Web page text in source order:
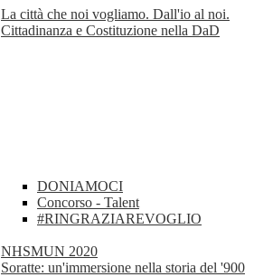
La città che noi vogliamo. Dall'io al noi.
Cittadinanza e Costituzione nella DaD
DONIAMOCI
Concorso - Talent
#RINGRAZIAREVOGLIO
NHSMUN 2020
Soratte: un'immersione nella storia del '900